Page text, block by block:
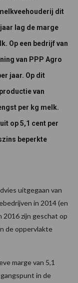
dit
lag de marge
Op een bedrijf van
van PPP Agro
jaar. Op dit
van
per kg melk.
op 5,1 cent per
beperkte
uitgegaan van
in 2014 (en
2016 zijn geschat op
de oppervlakte
marge van 5,1
in de